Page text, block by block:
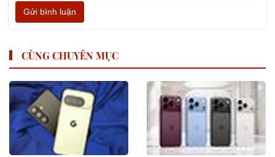
Gửi bình luận
CÙNG CHUYÊN MỤC